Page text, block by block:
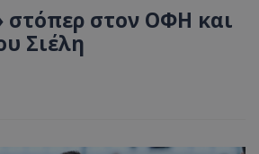
στόπερ στον ΟΦΗ και
Σιέλη